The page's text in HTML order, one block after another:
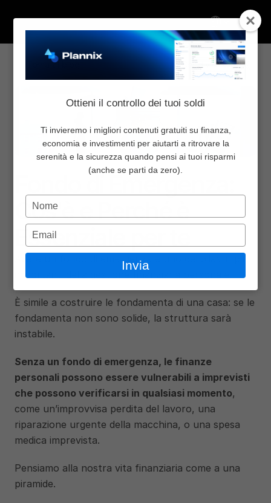
Ottieni il controllo dei tuoi soldi
Ti invieremo i migliori contenuti gratuiti su finanza,
economia e investimenti per aiutarti a ritrovare la
serenità e la sicurezza quando pensi ai tuoi risparmi
(anche se parti da zero).
Digita
il
nome
Digita
l'email
Invia
Select Language
Inizia da qui
Pricing
Contattaci
Accedi
Select Language
Torna al blog Condividi:
24 ott 2024
Fondo di Emergenza:
Cos'è e Perché è
Essenziale per te
Avere un fondo di emergenza è uno dei pilastri più
importanti della gestione finanziaria personale.
È simile a costruire le fondamenta di una casa: se le
fondamenta non sono solide, la struttura sarà
instabile.
Senza un fondo di emergenza, le finanze
personali possono essere vulnerabili a imprevisti
che possono verificarsi in qualsiasi momento,
come un’improvvisa perdita del lavoro, una
riparazione urgente della macchina, o una spesa
medica imprevista.
Pensiamo alla nostra vita finanziaria come a una
piramide.